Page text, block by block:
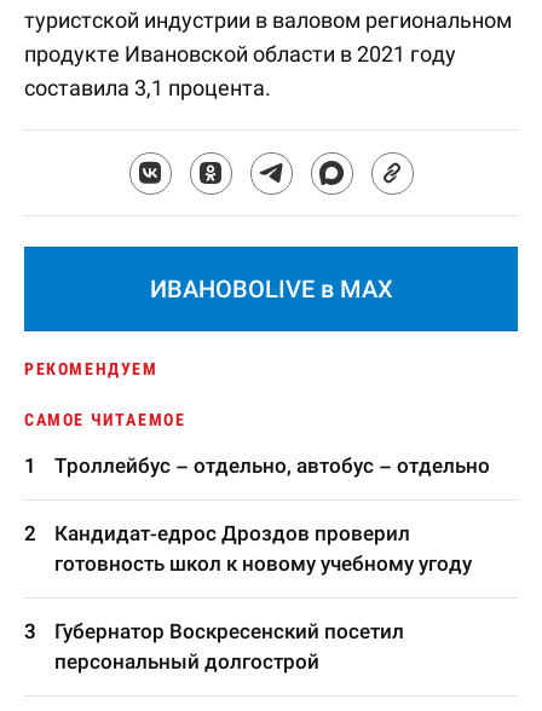
туристской индустрии в валовом региональном
продукте Ивановской области в 2021 году
составила 3,1 процента.
ИВАНОВОLIVE в MAX
РЕКОМЕНДУЕМ
САМОЕ ЧИТАЕМОЕ
Троллейбус – отдельно, автобус – отдельно
Кандидат-едрос Дроздов проверил
готовность школ к новому учебному угоду
Губернатор Воскресенский посетил
персональный долгострой